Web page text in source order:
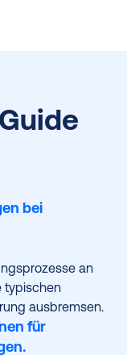
bei
an
typischen
ausbremsen.
für